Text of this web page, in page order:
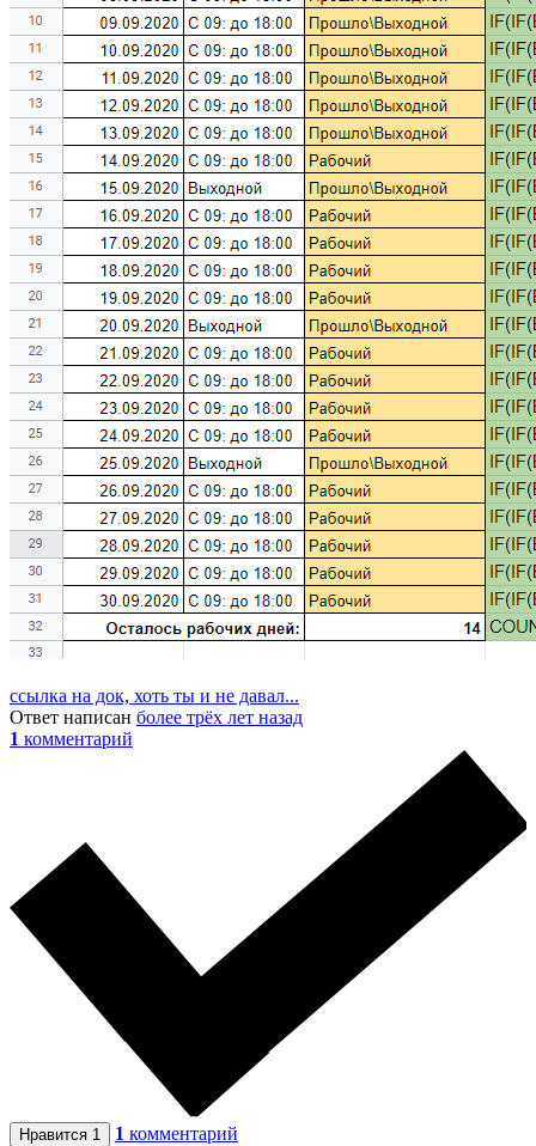
ссылка на док, хоть ты и не давал...
Ответ написан более трёх лет назад
1 комментарий
Нравится 1 1 комментарий